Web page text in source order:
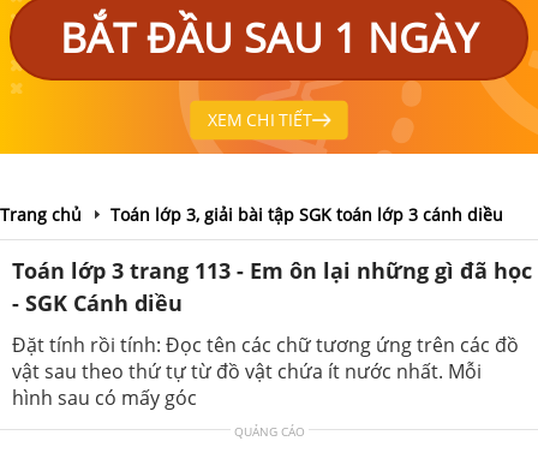
BẮT ĐẦU SAU 1 NGÀY
XEM CHI TIẾT
Trang chủ Toán lớp 3, giải bài tập SGK toán lớp 3 cánh diều
Toán lớp 3 trang 113 - Em ôn lại những gì đã học
- SGK Cánh diều
Đặt tính rồi tính: Đọc tên các chữ tương ứng trên các đồ
vật sau theo thứ tự từ đồ vật chứa ít nước nhất. Mỗi
hình sau có mấy góc
QUẢNG CÁO